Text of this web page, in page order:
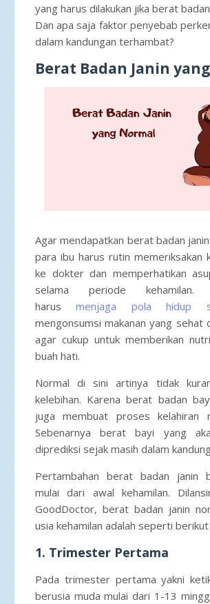
yang harus dilakukan jika berat
Dan apa saja faktor penyebab
dalam kandungan terhambat?
Berat Badan Janin
Agar mendapatkan berat badan
para ibu harus rutin memeriksakan
ke dokter dan memperhatikan
selama periode
harusmenjaga pola hidup
mengonsumsi makanan yang sehat
agar cukup untuk memberikan
buah hati.
Normal di sini artinya tidak
kelebihan. Karena berat badan
juga membuat proses kelahiran
Sebenarnya berat bayi yang
diprediksi sejak masih dalam
Pertambahan berat badan janin
mulai dari awal kehamilan.
GoodDoctor, berat badan janin
usia kehamilan adalah seperti berikut
1. Trimester Pertama
Pada trimester pertama yakni
berusia muda mulai dari 1-13